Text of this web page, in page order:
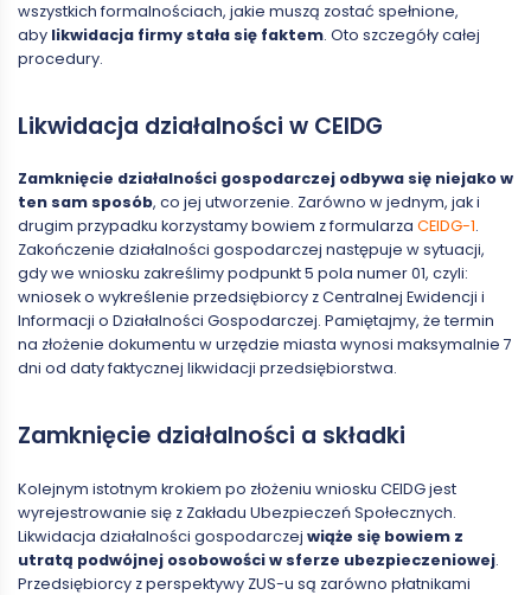
wszystkich formalnościach, jakie muszą zostać spełnione,
aby likwidacja firmy stała się faktem. Oto szczegóły całej
procedury.
Likwidacja działalności w CEIDG
Zamknięcie działalności gospodarczej odbywa się niejako w
ten sam sposób, co jej utworzenie. Zarówno w jednym, jak i
drugim przypadku korzystamy bowiem z formularza CEIDG-1.
Zakończenie działalności gospodarczej następuje w sytuacji,
gdy we wniosku zakreślimy podpunkt 5 pola numer 01, czyli:
wniosek o wykreślenie przedsiębiorcy z Centralnej Ewidencji i
Informacji o Działalności Gospodarczej. Pamiętajmy, że termin
na złożenie dokumentu w urzędzie miasta wynosi maksymalnie 7
dni od daty faktycznej likwidacji przedsiębiorstwa.
Zamknięcie działalności a składki
Kolejnym istotnym krokiem po złożeniu wniosku CEIDG jest
wyrejestrowanie się z Zakładu Ubezpieczeń Społecznych.
Likwidacja działalności gospodarczej wiąże się bowiem z
utratą podwójnej osobowości w sferze ubezpieczeniowej.
Przedsiębiorcy z perspektywy ZUS-u są zarówno płatnikami